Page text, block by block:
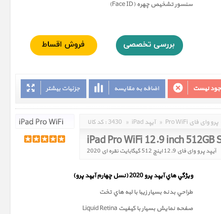
سنسور تشخيص چهره (Face ID)
جزئیات بیشتر اضافه به مقایسه نیست
کد کالا : 3430 » iPad آیپد » Pro WiFi پرو وای فای
iPad Pro WiFi 12.9 inch 512GB
آیپد پرو وای فای 12.9 اینچ 512 گیگابایت نقره ای 2020
ويژگي هاي آيپد پرو 2020 ( نسل چهارمآيپد پرو)
طراحي بدنه بسيار زيبا با لبه هاي تخت
صفحه نمايش بسيار با کيفيت Liquid Retina